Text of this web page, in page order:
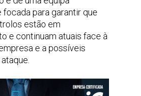
focada para garantir que
estão em
e continuam atuais face à
e a possíveis